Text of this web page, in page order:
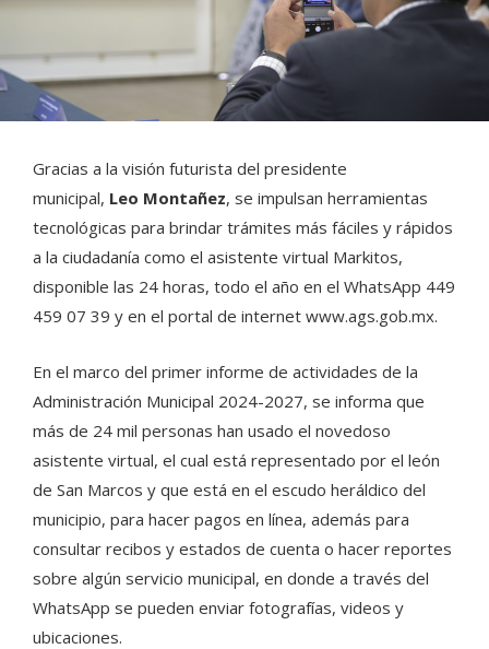
Gracias a la visión futurista del presidente
municipal, Leo Montañez, se impulsan herramientas
tecnológicas para brindar trámites más fáciles y rápidos
a la ciudadanía como el asistente virtual Markitos,
disponible las 24 horas, todo el año en el WhatsApp 449
459 07 39 y en el portal de internet www.ags.gob.mx.
En el marco del primer informe de actividades de la
Administración Municipal 2024-2027, se informa que
más de 24 mil personas han usado el novedoso
asistente virtual, el cual está representado por el león
de San Marcos y que está en el escudo heráldico del
municipio, para hacer pagos en línea, además para
consultar recibos y estados de cuenta o hacer reportes
sobre algún servicio municipal, en donde a través del
WhatsApp se pueden enviar fotografías, videos y
ubicaciones.